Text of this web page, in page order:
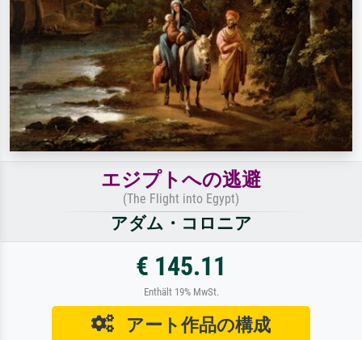
エジプトへの逃避
(The Flight into Egypt)
アダム・コロニア
€ 145.11
Enthält 19% MwSt.
アート作品の構成